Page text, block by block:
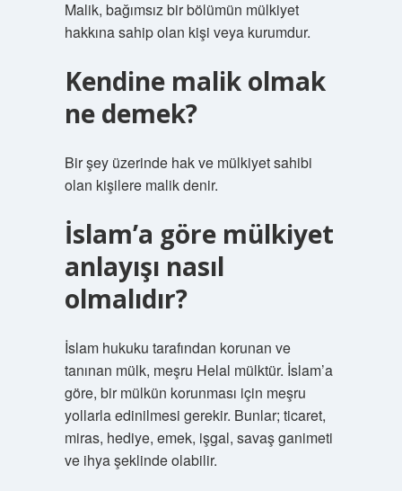
Malik, bağımsız bir bölümün mülkiyet
hakkına sahip olan kişi veya kurumdur.
Kendine malik olmak
ne demek?
Bir şey üzerinde hak ve mülkiyet sahibi
olan kişilere malik denir.
İslam’a göre mülkiyet
anlayışı nasıl
olmalıdır?
İslam hukuku tarafından korunan ve
tanınan mülk, meşru Helal mülktür. İslam’a
göre, bir mülkün korunması için meşru
yollarla edinilmesi gerekir. Bunlar; ticaret,
miras, hediye, emek, işgal, savaş ganimeti
ve ihya şeklinde olabilir.